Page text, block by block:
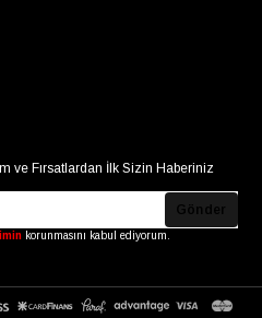
ve Fırsatlardan İlk Sizin Haberiniz
Gönder
korunmasını kabul ediyorum.